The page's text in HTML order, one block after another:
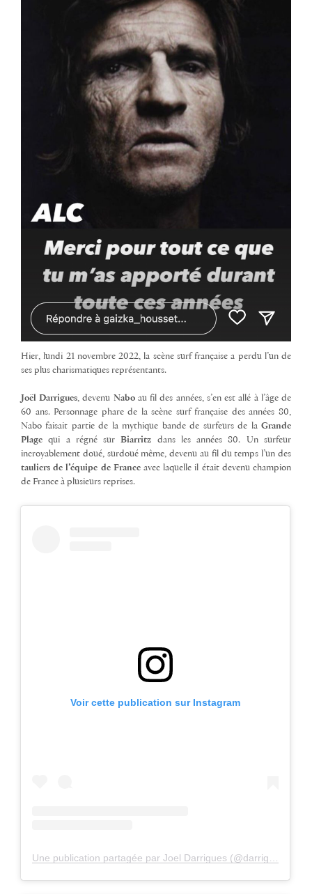
Hier, lundi 21 novembre 2022, la scène surf française a perdu l’un de
ses plus charismatiques représentants.
Joël Darrigues, devenu Naboau fil des années, s’en est allé à l’âge de
60 ans. Personnage phare de la scène surf française des années 80,
Nabo faisait partie de la mythique bande de surfeurs de la Grande
Plage qui a régné surBiarritz dans les années 80. Un surfeur
incroyablement doué, surdoué même, devenu au fil du temps l’un des
tauliers de l’équipe de Franceavec laquelle il était devenu champion
de France à plusieurs reprises.
Voir cette publication sur Instagram